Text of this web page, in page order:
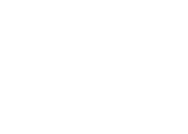
sind – und wie sie billiger werden könnten